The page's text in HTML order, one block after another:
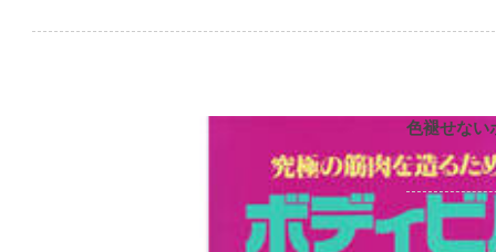
色褪せない